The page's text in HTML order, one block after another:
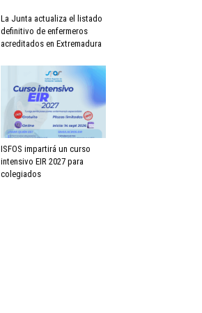
La Junta actualiza el listado
definitivo de enfermeros
acreditados en Extremadura
ISFOS impartirá un curso
intensivo EIR 2027 para
colegiados